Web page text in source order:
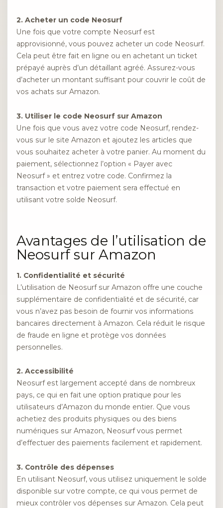
2. Acheter un code Neosurf
Une fois que votre compte Neosurf est
approvisionné, vous pouvez acheter un code Neosurf.
Cela peut être fait en ligne ou en achetant un ticket
prépayé auprès d’un détaillant agréé. Assurez-vous
d’acheter un montant suffisant pour couvrir le coût de
vos achats sur Amazon.
3. Utiliser le code Neosurf sur Amazon
Une fois que vous avez votre code Neosurf, rendez-
vous sur le site Amazon et ajoutez les articles que
vous souhaitez acheter à votre panier. Au moment du
paiement, sélectionnez l’option « Payer avec
Neosurf » et entrez votre code. Confirmez la
transaction et votre paiement sera effectué en
utilisant votre solde Neosurf.
Avantages de l’utilisation de
Neosurf sur Amazon
1. Confidentialité et sécurité
L’utilisation de Neosurf sur Amazon offre une couche
supplémentaire de confidentialité et de sécurité, car
vous n’avez pas besoin de fournir vos informations
bancaires directement à Amazon. Cela réduit le risque
de fraude en ligne et protège vos données
personnelles.
2. Accessibilité
Neosurf est largement accepté dans de nombreux
pays, ce qui en fait une option pratique pour les
utilisateurs d’Amazon du monde entier. Que vous
achetiez des produits physiques ou des biens
numériques sur Amazon, Neosurf vous permet
d’effectuer des paiements facilement et rapidement.
3. Contrôle des dépenses
En utilisant Neosurf, vous utilisez uniquement le solde
disponible sur votre compte, ce qui vous permet de
mieux contrôler vos dépenses sur Amazon. Cela peut